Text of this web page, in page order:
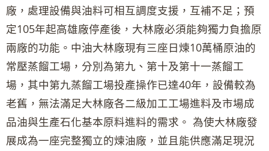
廠，處理設備與油料可相互調度支援，互補不足；預
定105年起高雄廠停產後，大林廠必須能夠獨力負擔原
兩廠的功能。中油大林廠現有三座日煉10萬桶原油的
常壓蒸餾工場，分別為第九、第十及第十一蒸餾工
場，其中第九蒸餾工場投產操作已達40年，設備較為
老舊，無法滿足大林廠各二級加工工場進料及市場成
品油與生產石化基本原料進料的需求。 為使大林廠發
展成為一座完整獨立的煉油廠，並且能供應滿足現況